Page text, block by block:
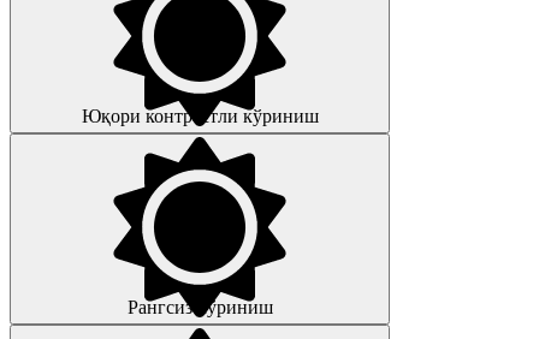
Юқори контрастли кўриниш
Рангсиз кўриниш